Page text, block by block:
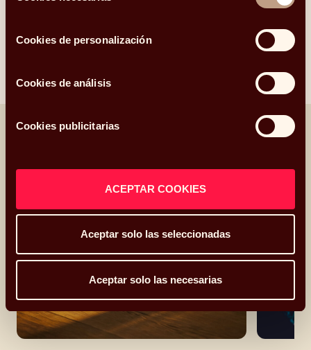
Cookies de personalización
Cookies de análisis
Cookies publicitarias
ACEPTAR COOKIES
Aceptar solo las seleccionadas
Aceptar solo las necesarias
Otros artículos relacionados